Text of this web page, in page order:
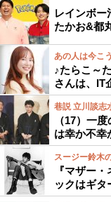
レインボ
たかお&都
あの人は今こ
♪たらこ～
さんは、IT
巷説 立川談志
（17）一
は幸か不幸
スージー鈴木
『マザー
ックはギタ